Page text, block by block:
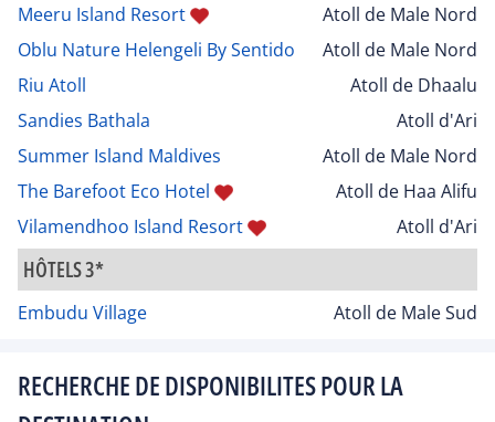
Meeru Island Resort
Atoll de Male Nord
Oblu Nature Helengeli By Sentido
Atoll de Male Nord
Riu Atoll
Atoll de Dhaalu
Sandies Bathala
Atoll d'Ari
Summer Island Maldives
Atoll de Male Nord
The Barefoot Eco Hotel
Atoll de Haa Alifu
Vilamendhoo Island Resort
Atoll d'Ari
HÔTELS 3*
Embudu Village Atoll de Male Sud
RECHERCHE DE DISPONIBILITES POUR LA